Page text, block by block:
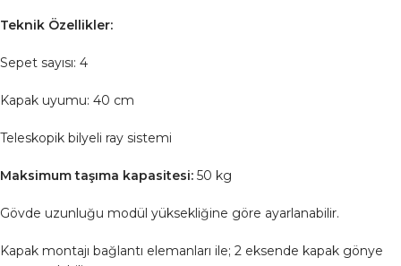
Teknik Özellikler:
Sepet sayısı: 4
Kapak uyumu: 40 cm
Teleskopik bilyeli ray sistemi
Maksimum taşıma kapasitesi: 50 kg
Gövde uzunluğu modül yüksekliğine göre ayarlanabilir.
Kapak montajı bağlantı elemanları ile; 2 eksende kapak gönye